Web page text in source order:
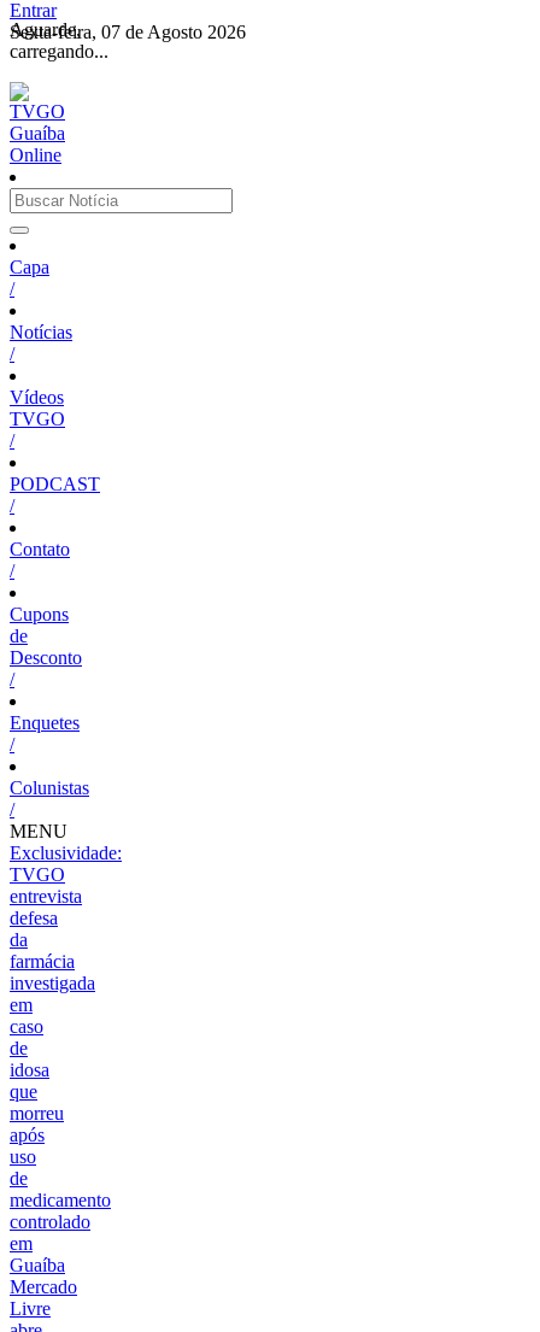
Aguarde,
carregando...
Entrar
Sexta-feira, 07 de Agosto 2026
Capa
/
Notícias
/
Vídeos
TVGO
/
PODCAST
/
Contato
/
Cupons
de
Desconto
/
Enquetes
/
Colunistas
/
MENU
Exclusividade:
TVGO
entrevista
defesa
da
farmácia
investigada
em
caso
de
idosa
que
morreu
após
uso
de
medicamento
controlado
em
Guaíba
Mercado
Livre